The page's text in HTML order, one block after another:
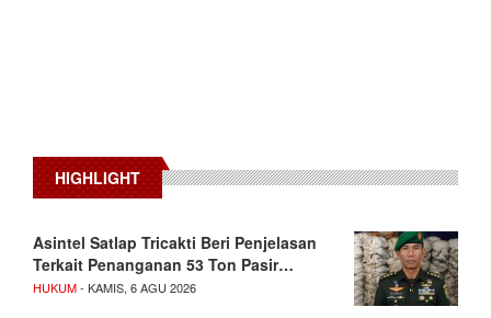
HIGHLIGHT
Asintel Satlap Tricakti Beri Penjelasan
Terkait Penanganan 53 Ton Pasir…
HUKUM- KAMIS, 6 AGU 2026